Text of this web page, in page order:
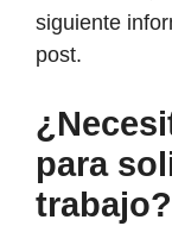
siguiente
post.
para
trabajo?